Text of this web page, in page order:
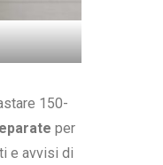
150-
per
e avvisi di